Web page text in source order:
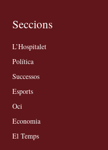
Seccions
L’Hospitalet
Política
Successos
Esports
Oci
Economia
El Temps